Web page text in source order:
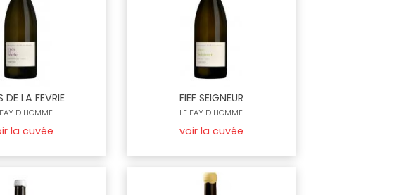
DE LA FEVRIE
D HOMME
la cuvée
FIEF SEIGNEUR
LE FAY D HOMME
voir la cuvée